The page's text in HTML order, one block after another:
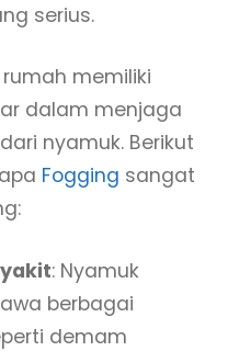
serius.
memiliki
dalam menjaga
nyamuk. Berikut
Fogging sangat
: Nyamuk
berbagai
demam